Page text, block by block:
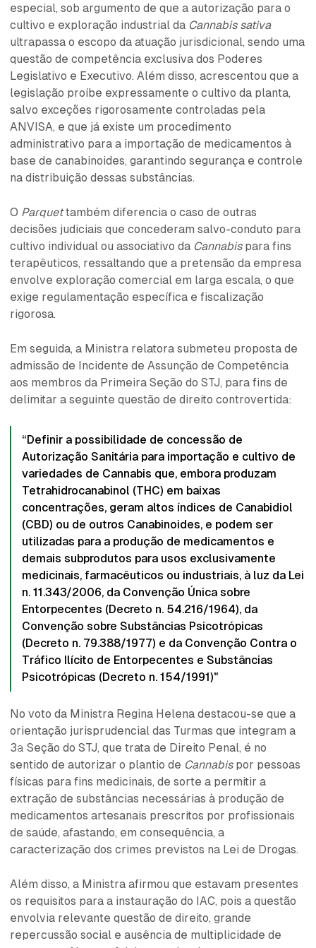
especial, sob argumento de que a autorização para o
cultivo e exploração industrial da Cannabis sativa
ultrapassa o escopo da atuação jurisdicional, sendo uma
questão de competência exclusiva dos Poderes
Legislativo e Executivo. Além disso, acrescentou que a
legislação proíbe expressamente o cultivo da planta,
salvo exceções rigorosamente controladas pela
ANVISA, e que já existe um procedimento
administrativo para a importação de medicamentos à
base de canabinoides, garantindo segurança e controle
na distribuição dessas substâncias.
O Parquettambém diferencia o caso de outras
decisões judiciais que concederam salvo-conduto para
cultivo individual ou associativo da Cannabispara fins
terapêuticos, ressaltando que a pretensão da empresa
envolve exploração comercial em larga escala, o que
exige regulamentação específica e fiscalização
rigorosa.
Em seguida, a Ministra relatora submeteu proposta de
admissão de Incidente de Assunção de Competência
aos membros da Primeira Seção do STJ, para fins de
delimitar a seguinte questão de direito controvertida:
“Definir a possibilidade de concessão de
Autorização Sanitária para importação e cultivo de
variedades de Cannabis que, embora produzam
Tetrahidrocanabinol (THC) em baixas
concentrações, geram altos índices de Canabidiol
(CBD) ou de outros Canabinoides, e podem ser
utilizadas para a produção de medicamentos e
demais subprodutos para usos exclusivamente
medicinais, farmacêuticos ou industriais, à luz da Lei
n. 11.343/2006, da Convenção Única sobre
Entorpecentes (Decreto n. 54.216/1964), da
Convenção sobre Substâncias Psicotrópicas
(Decreto n. 79.388/1977) e da Convenção Contra o
Tráfico Ilícito de Entorpecentes e Substâncias
Psicotrópicas (Decreto n. 154/1991)"
No voto da Ministra Regina Helena destacou-se que a
orientação jurisprudencial das Turmas que integram a
3ª Seção do STJ, que trata de Direito Penal, é no
sentido de autorizar o plantio de Cannabispor pessoas
físicas para fins medicinais, de sorte a permitir a
extração de substâncias necessárias à produção de
medicamentos artesanais prescritos por profissionais
de saúde, afastando, em consequência, a
caracterização dos crimes previstos na Lei de Drogas.
Além disso, a Ministra afirmou que estavam presentes
os requisitos para a instauração do IAC, pois a questão
envolvia relevante questão de direito, grande
repercussão social e ausência de multiplicidade de